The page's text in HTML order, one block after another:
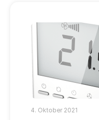
4. Oktober 2021